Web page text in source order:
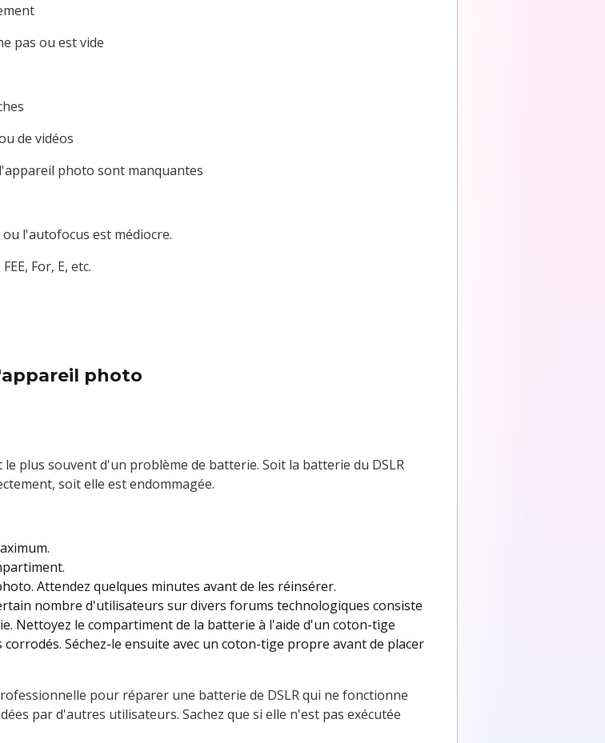
pas ou est vide
de vidéos
photo sont manquantes
l'autofocus est médiocre.
For, E, etc.
photo
plus souvent d'un problème de batterie. Soit la batterie du DSLR
soit elle est endommagée.
Attendez quelques minutes avant de les réinsérer.
nombre d'utilisateurs sur divers forums technologiques consiste
Nettoyez le compartiment de la batterie à l'aide d'un coton-tige
Séchez-le ensuite avec un coton-tige propre avant de placer
pour réparer une batterie de DSLR qui ne fonctionne
par d'autres utilisateurs. Sachez que si elle n'est pas exécutée